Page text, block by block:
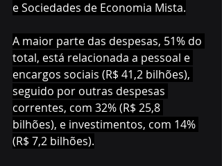
e Sociedades de Economia Mista.
A maior parte das despesas, 51% do
total, está relacionada a pessoal e
encargos sociais (R$ 41,2 bilhões),
seguido por outras despesas
correntes, com 32% (R$ 25,8
bilhões), e investimentos, com 14%
(R$ 7,2 bilhões).